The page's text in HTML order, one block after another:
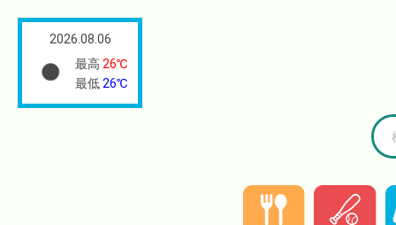
2026.08.06
最高 26℃
最低 26℃